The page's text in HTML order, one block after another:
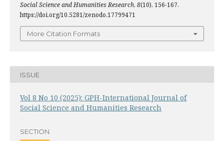
Social Science and Humanities Research, 8(10), 156-167.
https://doi.org/10.5281/zenodo.17799471
More Citation Formats
ISSUE
Vol 8 No 10 (2025): GPH-International Journal of
Social Science and Humanities Research
SECTION